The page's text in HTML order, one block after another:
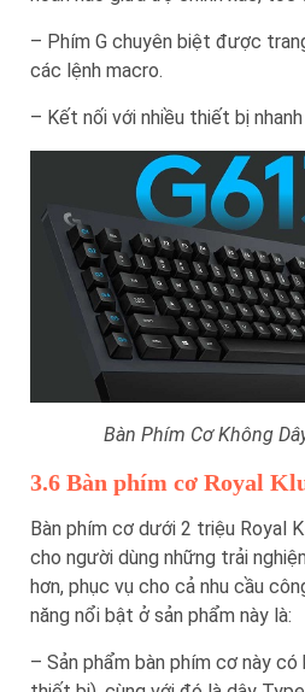
– Phím G chuyên biệt được
các lệnh macro.
– Kết nối với nhiều thiết bị
Bàn Phím Cơ Không
3.6 Bàn phím cơ Royal
Bàn phím cơ dưới 2 triệu Royal
cho người dùng những trải
hơn, phục vụ cho cả nhu cầu
năng nổi bật ở sản phẩm này là:
– Sản phẩm bàn phím cơ này